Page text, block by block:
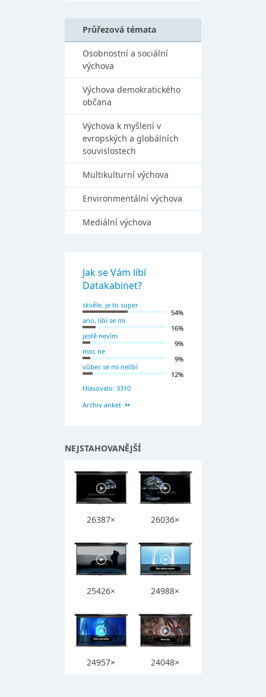
Průřezová témata
Osobnostní a sociální
výchova
Výchova demokratického
občana
Výchova k myšlení v
evropských a globálních
souvislostech
Multikulturní výchova
Environmentální výchova
Mediální výchova
Jak se Vám líbí
Datakabinet?
skvěle, je to super
54%
ano, líbí se mi
16%
jestě nevím
9%
moc ne
9%
vůbec se mi nelíbí
12%
Hlasovalo: 3310
Archiv anket
NEJSTAHOVANĚJŠÍ
26387× 26036×
25426× 24988×
24957× 24048×